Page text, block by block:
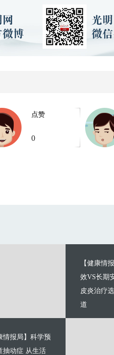
点赞
0
【健康情
效VS长期
皮炎治疗
道
情报局】科学预
抽动症 从生活